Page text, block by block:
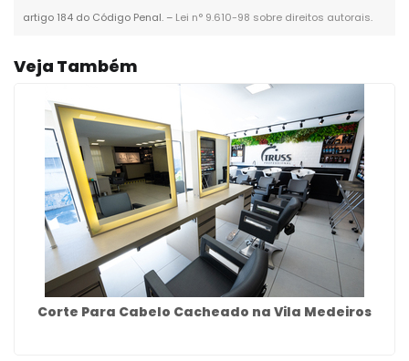
artigo 184 do Código Penal. – Lei n° 9.610-98 sobre direitos autorais.
Veja Também
Corte Para Cabelo Cacheado na Vila Medeiros